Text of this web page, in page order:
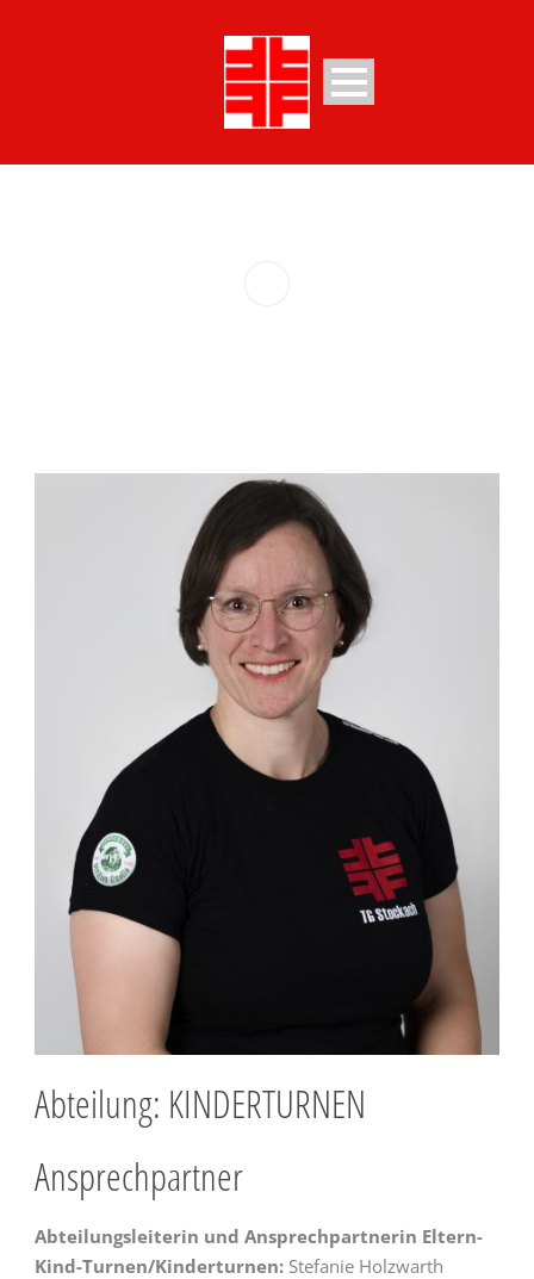
Abteilung: KINDERTURNEN
Ansprechpartner
Abteilungsleiterin und Ansprechpartnerin Eltern-
Kind-Turnen/Kinderturnen: Stefanie Holzwarth